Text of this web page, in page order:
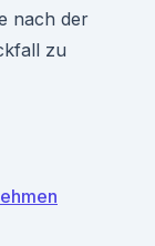
nach der
zu